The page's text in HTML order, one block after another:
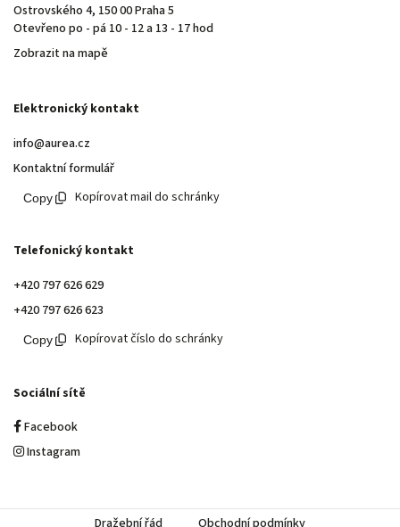
Ostrovského 4, 150 00 Praha 5
Otevřeno po - pá 10 - 12 a 13 - 17 hod
Zobrazit na mapě
Elektronický kontakt
info@aurea.cz
Kontaktní formulář
Kopírovat mail do schránky
Telefonický kontakt
+420 797 626 629
+420 797 626 623
Kopírovat číslo do schránky
Sociální sítě
Facebook
Instagram